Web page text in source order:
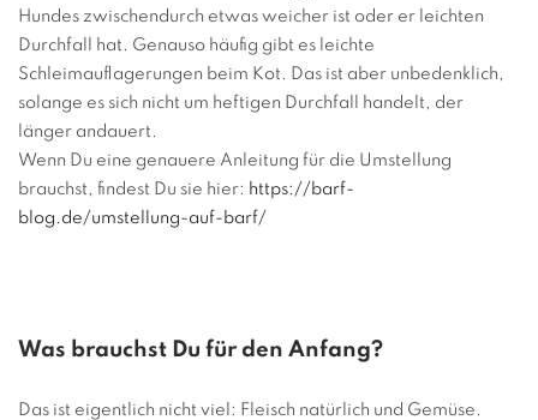
Hundes zwischendurch etwas weicher ist oder er leichten
Durchfall hat. Genauso häufig gibt es leichte
Schleimauflagerungen beim Kot. Das ist aber unbedenklich,
solange es sich nicht um heftigen Durchfall handelt, der
länger andauert.
Wenn Du eine genauere Anleitung für die Umstellung
brauchst, findest Du sie hier: https://barf-
blog.de/umstellung-auf-barf/
Was brauchst Du für den Anfang?
Das ist eigentlich nicht viel: Fleisch natürlich und Gemüse.